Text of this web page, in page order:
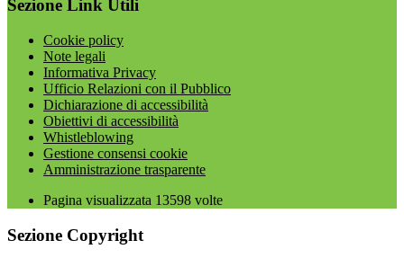
Sezione Link Utili
Cookie policy
Note legali
Informativa Privacy
Ufficio Relazioni con il Pubblico
Dichiarazione di accessibilità
Obiettivi di accessibilità
Whistleblowing
Gestione consensi cookie
Amministrazione trasparente
Pagina visualizzata 13598 volte
Sezione Copyright